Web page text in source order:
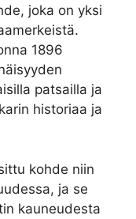
joka on yksi
1896
patsailla ja
historiaa ja
kohde niin
ja se
kauneudesta